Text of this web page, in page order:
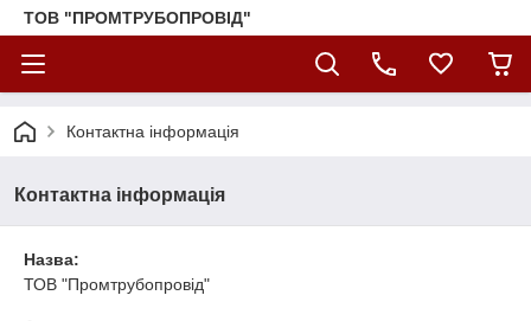
ТОВ "ПРОМТРУБОПРОВІД"
Контактна інформація
Контактна інформація
Назва:
ТОВ "Промтрубопровід"